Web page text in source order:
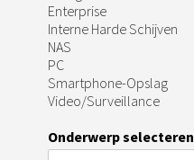
Enterprise
Interne Harde Schijven
NAS
PC
Smartphone-Opslag
Video/Surveillance
Onderwerp selecteren